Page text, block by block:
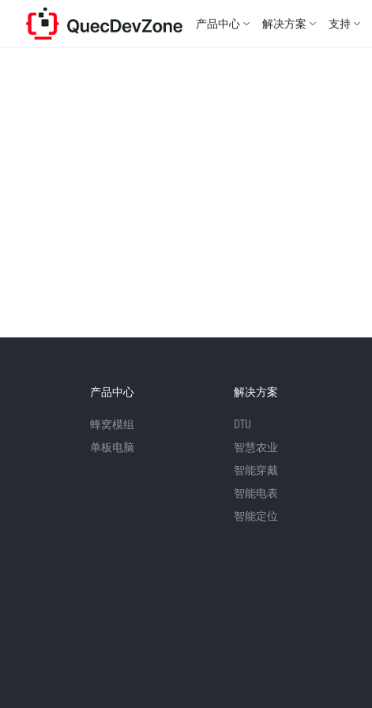
产品中心 解决方案 支持
产品中心
蜂窝模组
单板电脑
解决方案
DTU
智慧农业
智能穿戴
智能电表
智能定位